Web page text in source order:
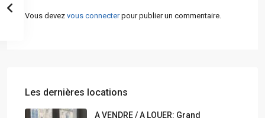
Vous devez vous connecterpour publier un commentaire.
Les dernières locations
A VENDRE / A LOUER: Grand